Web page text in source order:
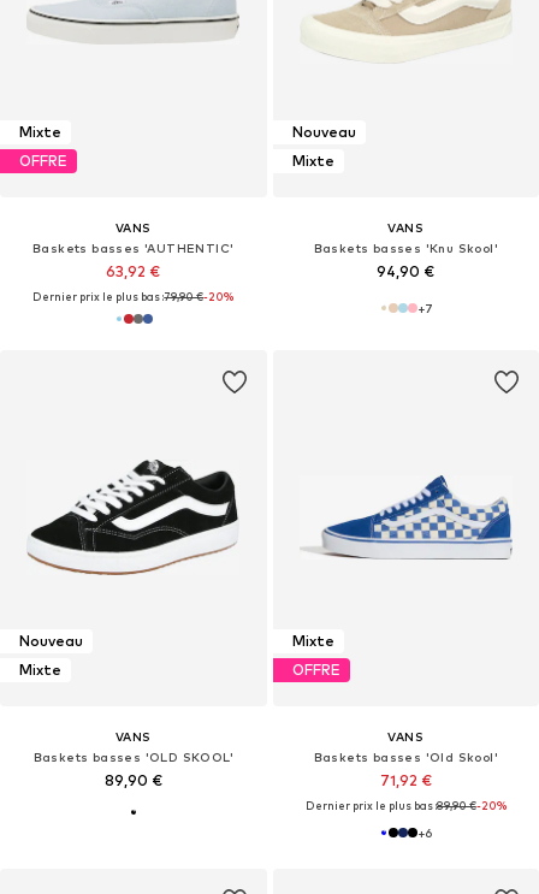
Mixte
OFFRE
VANS
Baskets basses 'AUTHENTIC'
63,92 €
Dernier prix le plus bas :79,90 €-20%
Nouveau
Mixte
VANS
Baskets basses 'Knu Skool'
94,90 €
+7
Nouveau
Mixte
VANS
Baskets basses 'OLD SKOOL'
89,90 €
Mixte
OFFRE
VANS
Baskets basses 'Old Skool'
71,92 €
Dernier prix le plus bas :89,90 €-20%
+6